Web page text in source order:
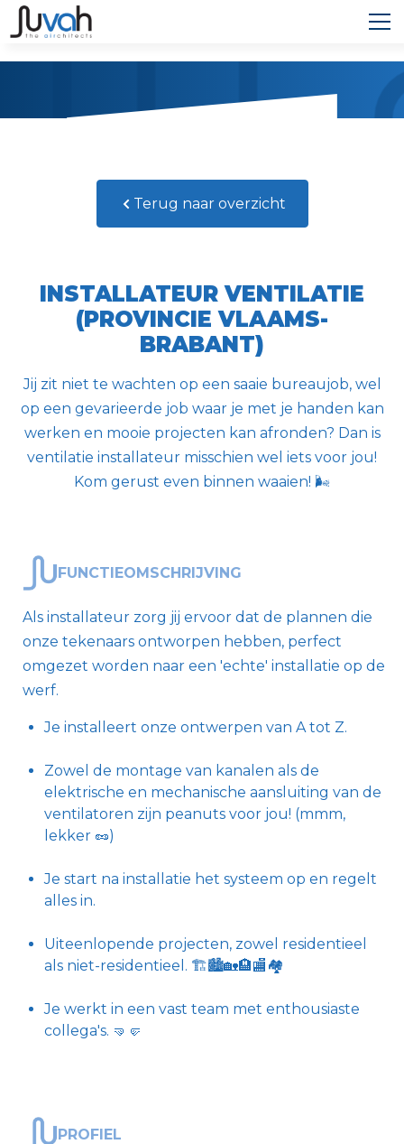
Terug naar overzicht
INSTALLATEUR VENTILATIE
(PROVINCIE VLAAMS-
BRABANT)
Jij zit niet te wachten op een saaie bureaujob, wel
op een gevarieerde job waar je met je handen kan
werken en mooie projecten kan afronden? Dan is
ventilatie installateur misschien wel iets voor jou!
Kom gerust even binnen waaien! 🌬️
FUNCTIEOMSCHRIJVING
Als installateur zorg jij ervoor dat de plannen die
onze tekenaars ontworpen hebben, perfect
omgezet worden naar een 'echte' installatie op de
werf.
Je installeert onze ontwerpen van A tot Z.
Zowel de montage van kanalen als de
elektrische en mechanische aansluiting van de
ventilatoren zijn peanuts voor jou! (mmm,
lekker 🥜)
Je start na installatie het systeem op en regelt
alles in.
Uiteenlopende projecten, zowel residentieel
als niet-residentieel. 🏗️🏙️🏡🏨🏬🏘️
Je werkt in een vast team met enthousiaste
collega's. 🤜🤛
PROFIEL